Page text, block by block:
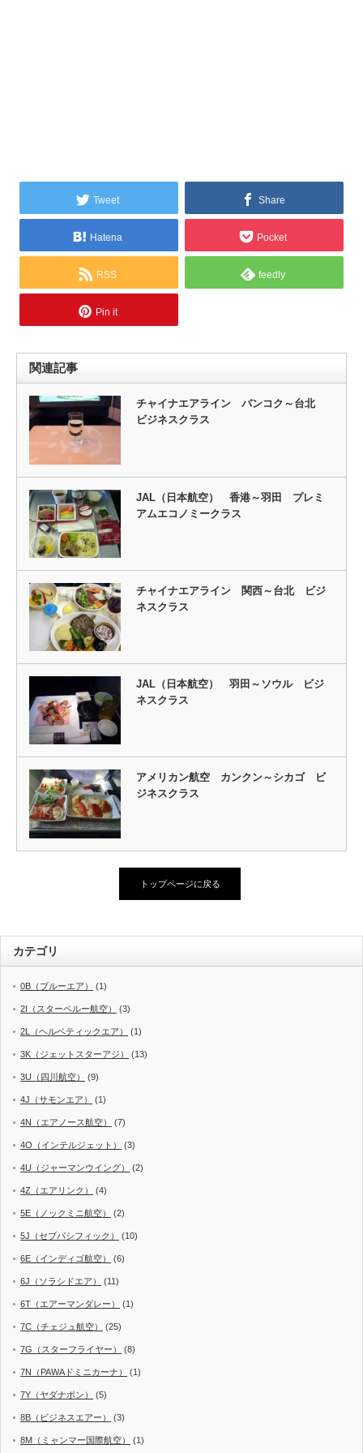
Tweet Share
Hatena Pocket
RSS feedly
Pin it
関連記事
チャイナエアライン バンコク～台北
ビジネスクラス
JAL（日本航空） 香港～羽田 プレミ
アムエコノミークラス
チャイナエアライン 関西～台北 ビジ
ネスクラス
JAL（日本航空） 羽田～ソウル ビジ
ネスクラス
アメリカン航空 カンクン～シカゴ ビ
ジネスクラス
トップページに戻る
カテゴリ
0B（ブルーエア） (1)
2I（スターペルー航空） (3)
2L（ヘルベティックエア） (1)
3K（ジェットスターアジ） (13)
3U（四川航空） (9)
4J（サモンエア） (1)
4N（エアノース航空） (7)
4O（インテルジェット） (3)
4U（ジャーマンウイング） (2)
4Z（エアリンク） (4)
5E（ノックミニ航空） (2)
5J（セブパシフィック） (10)
6E（インディゴ航空） (6)
6J（ソラシドエア） (11)
6T（エアーマンダレー） (1)
7C（チェジュ航空） (25)
7G（スターフライヤー） (8)
7N（PAWAドミニカーナ） (1)
7Y（ヤダナポン） (5)
8B（ビジネスエアー） (3)
8M（ミャンマー国際航空） (1)